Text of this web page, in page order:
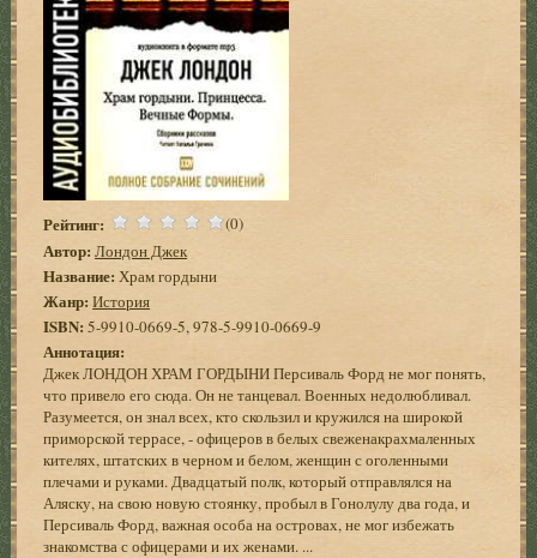
Рейтинг: (0)
Автор: Лондон Джек
Название: Храм гордыни
Жанр: История
ISBN: 5-9910-0669-5, 978-5-9910-0669-9
Аннотация:
Джек ЛОНДОН ХРАМ ГОРДЫНИ Персиваль Форд не мог понять,
что привело его сюда. Он не танцевал. Военных недолюбливал.
Разумеется, он знал всех, кто скользил и кружился на широкой
приморской террасе, - офицеров в белых свеженакрахмаленных
кителях, штатских в черном и белом, женщин с оголенными
плечами и руками. Двадцатый полк, который отправлялся на
Аляску, на свою новую стоянку, пробыл в Гонолулу два года, и
Персиваль Форд, важная особа на островах, не мог избежать
знакомства с офицерами и их женами. ...